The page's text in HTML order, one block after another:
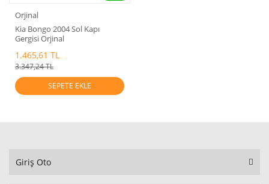
Orjinal
Kia Bongo 2004 Sol Kapı
Gergisi Orjinal
1.465,61 TL
3.347,24 TL
SEPETE EKLE
Giriş Oto